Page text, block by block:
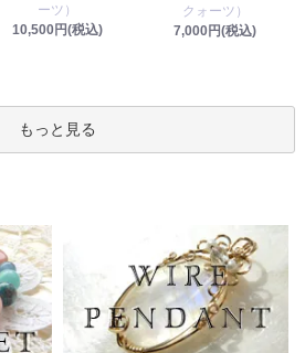
ーツ）
10,500円(税込)
クォーツ）
7,000円(税込)
もっと見る